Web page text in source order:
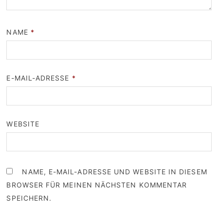
NAME *
E-MAIL-ADRESSE *
WEBSITE
NAME, E-MAIL-ADRESSE UND WEBSITE IN DIESEM
BROWSER FÜR MEINEN NÄCHSTEN KOMMENTAR
SPEICHERN.